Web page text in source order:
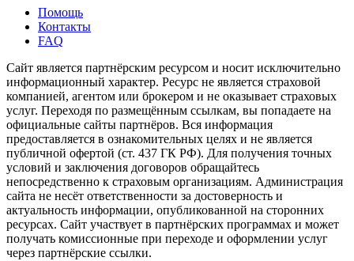
Помощь
Контакты
FAQ
Сайт является партнёрским ресурсом и носит исключительно
информационный характер. Ресурс не является страховой
компанией, агентом или брокером и не оказывает страховых
услуг. Переходя по размещённым ссылкам, вы попадаете на
официальные сайты партнёров. Вся информация
предоставляется в ознакомительных целях и не является
публичной офертой (ст. 437 ГК РФ). Для получения точных
условий и заключения договоров обращайтесь
непосредственно к страховым организациям. Администрация
сайта не несёт ответственности за достоверность и
актуальность информации, опубликованной на сторонних
ресурсах. Сайт участвует в партнёрских программах и может
получать комиссионные при переходе и оформлении услуг
через партнёрские ссылки.